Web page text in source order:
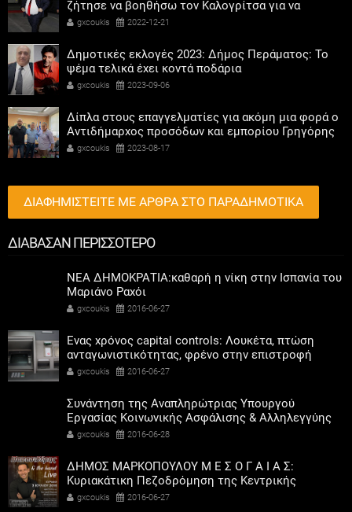
ζήτησε να βοηθήσω τον Καλογρίτσα για να
αποκτήσει σταθμό ο ΣΥΡΙΖΑ
gxcoukis 2022-12-21
Δημοτικές εκλογές 2023: Δήμος Περάματος: Το
ψέμα τελικά έχει κοντά ποδάρια
gxcoukis 2023-09-06
Δίπλα στους επαγγελματίες για ακόμη μια φορά ο
Αντιδήμαρχος προσόδων και εμπορίου Γρηγόρης
Καψοκόλης
gxcoukis 2023-08-17
ΔΙΑΦΗΜΙΣΤΕΙΤΕ ΜΕ ΑΡΘΡΑ ΣΤΟ ΠΑΡΑΔΗΜΟΤΙΚΑ
ΔΙΑΒΑΣΑΝ ΠΕΡΙΣΣΟΤΕΡΟ
ΝΕΑ ΔΗΜΟΚΡΑΤΙΑ:καθαρή η νίκη στην Ισπανία του
Μαριάνο Ραχόι
gxcoukis 2016-06-27
Ενας χρόνος capital controls: Λουκέτα, πτώση
ανταγωνιστικότητας, φρένο στην επιστροφή
καταθέσεων
gxcoukis 2016-06-27
Συνάντηση της Αναπληρώτριας Υπουργού
Εργασίας Κοινωνικής Ασφάλισης & Αλληλεγγύης
κας Ράνιας Αντωνοπούλου με τους Δημάρχους των
gxcoukis 2016-06-28
ΔΗΜΟΣ ΜΑΡΚΟΠΟΥΛΟΥ Μ Ε Σ Ο Γ Α Ι Α Σ:
Κυριακάτικη Πεζοδρόμηση της Κεντρικής
Πλατείας Μαρκοπούλου, με τον Χάρη Παπασιδέρη!
gxcoukis 2016-06-27